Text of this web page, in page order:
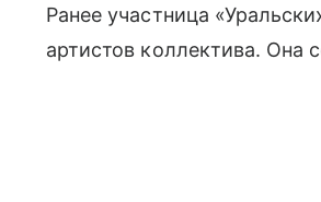
Ранее участница
артистов коллектива.